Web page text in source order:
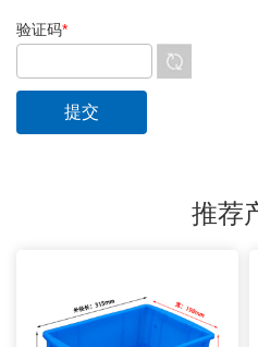
验证码*
推荐